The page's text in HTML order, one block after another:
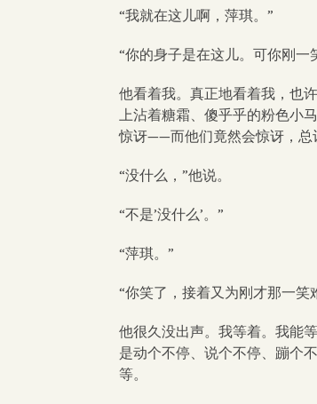
“我就在这儿啊，萍琪。”
“你的身子是在这儿。可你刚一
他看着我。真正地看着我，也
上沾着糖霜、傻乎乎的粉色小
惊讶——而他们竟然会惊讶，总
“没什么，”他说。
“不是’没什么’。”
“萍琪。”
“你笑了，接着又为刚才那一笑
他很久没出声。我等着。我能
是动个不停、说个不停、蹦个
等。